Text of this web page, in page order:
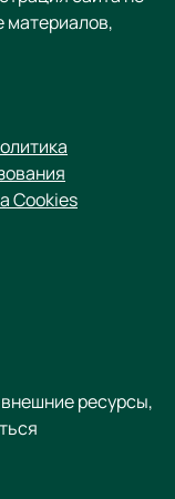
материалов,
Cookies
ресурсы,